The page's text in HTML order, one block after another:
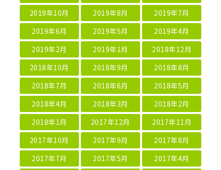
2019年10月
2019年8月
2019年7月
2019年6月
2019年5月
2019年4月
2019年2月
2019年1月
2018年12月
2018年10月
2018年9月
2018年8月
2018年7月
2018年6月
2018年5月
2018年4月
2018年3月
2018年2月
2018年1月
2017年12月
2017年11月
2017年10月
2017年9月
2017年8月
2017年7月
2017年5月
2017年4月